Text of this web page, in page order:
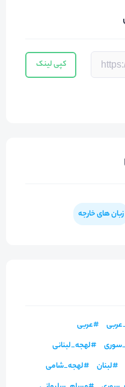
کپی لینک
زبان های خارجه
#عربی
#لهجه_لبنانی
#لبنان #لهجه_شامی